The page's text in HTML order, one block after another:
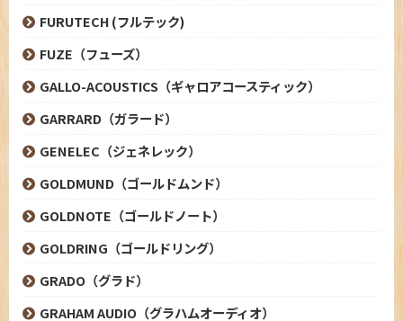
FURUTECH (フルテック)
FUZE（フューズ）
GALLO-ACOUSTICS（ギャロアコースティック）
GARRARD（ガラード）
GENELEC（ジェネレック）
GOLDMUND（ゴールドムンド）
GOLDNOTE（ゴールドノート）
GOLDRING（ゴールドリング）
GRADO（グラド）
GRAHAM AUDIO（グラハムオーディオ）